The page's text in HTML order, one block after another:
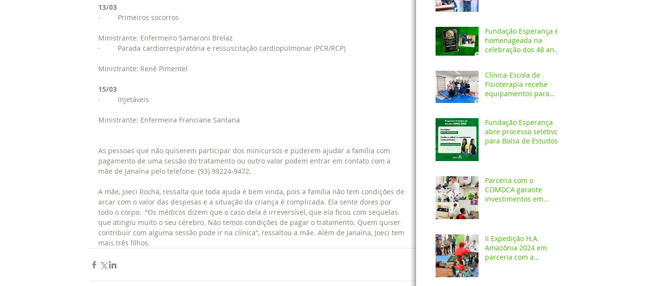
13/03
·         Primeiros socorros
Ministrante: Enfermeiro Samaroni Brelaz
·         Parada cardiorrespiratória e ressuscitação cardiopulmonar (PCR/RCP)
Ministrante: Renê Pimentel
15/03
·         Injetáveis
Ministrante: Enfermeira Franciane Santana
As pessoas que não quiserem participar dos minicursos e puderem ajudar a família com
pagamento de uma sessão do tratamento ou outro valor podem entrar em contato com a
mãe de Janaína pelo telefone: (93) 99224-9472.
A mãe, Joeci Rocha, ressalta que toda ajuda é bem vinda, pois a família não tem condições de
arcar com o valor das despesas e a situação da criança é complicada. Ela sente dores por
todo o corpo.  “Os médicos dizem que o caso dela é irreversível, que ela ficou com sequelas
que atingiu muito o seu cérebro. Não temos condições de pagar o tratamento. Quem quiser
contribuir com alguma sessão pode ir na clínica”, ressaltou a mãe. Além de Janaína, Joeci tem
mais três filhos.
Fundação Esperança é
homenageada na
celebração dos 48 anos
Clínica-Escola de
Fisioterapia recebe
equipamentos para
Fundação Esperança
abre processo seletivo
para Bolsa de Estudos
Parceria com o
COMDCA garante
investimentos em
II Expedição H.A.
Amazônia 2024 em
parceria com a